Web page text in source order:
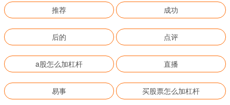
推荐 成功
后的 点评
a股怎么加杠杆 直播
易事 买股票怎么加杠杆